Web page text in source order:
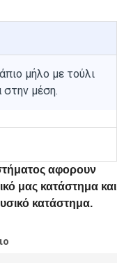
μήλο με τούλι
μέση.
αφορουν
μας κατάστημα και
κατάστημα.